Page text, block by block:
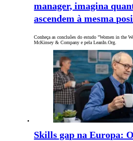
manager, imagina
ascendem à mesma
Conheça as concluões do estudo "Women in the
McKinsey & Company e pela LeanIn.Org.
Skills gap na Europa: